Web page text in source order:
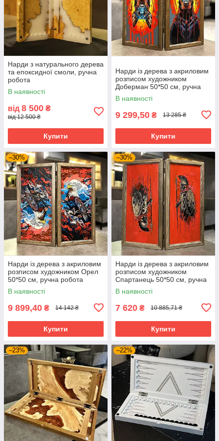
Нарди з натурального дерева
та епоксидної смоли, ручна
робота
В наявності
від 8 500 ₴
від 12 500 ₴
Купити
Нарди iз дерева з акриловим
розписом художником
Доберман 50*50 см, ручна
робота
В наявності
9 299,50 ₴ 13 285 ₴
Купити
–30%
Нарди iз дерева з акриловим
розписом художником Орел
50*50 см, ручна робота
В наявності
9 899,40 ₴ 14 142 ₴
Купити
–30%
Нарди iз дерева з акриловим
розписом художником
Спартанець 50*50 см, ручна
робота
В наявності
7 620 ₴ 10 885,71 ₴
Купити
–23% –22%